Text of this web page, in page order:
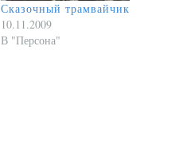
Сказочный трамвайчик
10.11.2009
В "Персона"